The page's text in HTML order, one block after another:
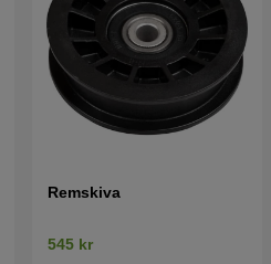
Remskiva
545 kr